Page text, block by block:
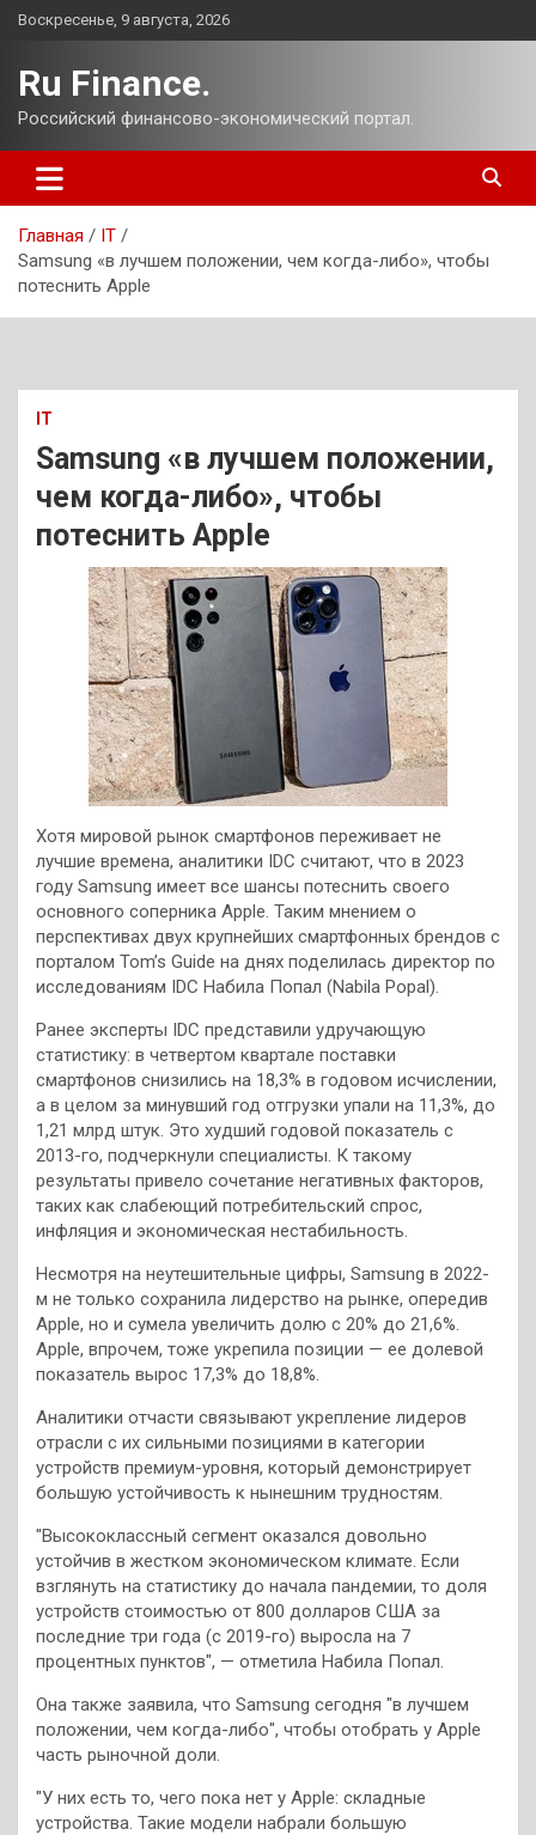
Перейти
Воскресенье, 9 августа, 2026
Ru Finance.
Российский финансово-экономический портал.
Главная
IT
Samsung «в лучшем положении, чем когда-либо», чтобы
потеснить Apple
IT
Samsung «в лучшем положении,
чем когда-либо», чтобы
потеснить Apple
Хотя мировой рынок смартфонов переживает не
лучшие времена, аналитики IDC считают, что в 2023
году Samsung имеет все шансы потеснить своего
основного соперника Apple. Таким мнением о
перспективах двух крупнейших смартфонных брендов с
порталом Tom’s Guide на днях поделилась директор по
исследованиям IDC Набила Попал (Nabila Popal).
Ранее эксперты IDC представили удручающую
статистику: в четвертом квартале поставки
смартфонов снизились на 18,3% в годовом исчислении,
а в целом за минувший год отгрузки упали на 11,3%, до
1,21 млрд штук. Это худший годовой показатель с
2013-го, подчеркнули специалисты. К такому
результаты привело сочетание негативных факторов,
таких как слабеющий потребительский спрос,
инфляция и экономическая нестабильность.
Несмотря на неутешительные цифры, Samsung в 2022-
м не только сохранила лидерство на рынке, опередив
Apple, но и сумела увеличить долю с 20% до 21,6%.
Apple, впрочем, тоже укрепила позиции — ее долевой
показатель вырос 17,3% до 18,8%.
Аналитики отчасти связывают укрепление лидеров
отрасли с их сильными позициями в категории
устройств премиум-уровня, который демонстрирует
большую устойчивость к нынешним трудностям.
"Высококлассный сегмент оказался довольно
устойчив в жестком экономическом климате. Если
взглянуть на статистику до начала пандемии, то доля
устройств стоимостью от 800 долларов США за
последние три года (с 2019-го) выросла на 7
процентных пунктов", — отметила Набила Попал.
Она также заявила, что Samsung сегодня "в лучшем
положении, чем когда-либо", чтобы отобрать у Apple
часть рыночной доли.
″У них есть то, чего пока нет у Apple: складные
устройства. Такие модели набрали большую